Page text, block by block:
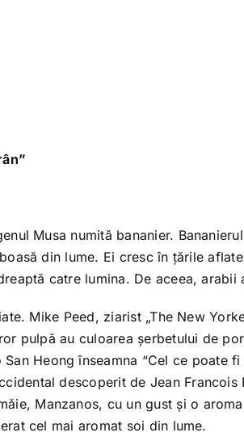
Musa numită bananier.
din lume. Ei cresc în țările
catre lumina. De aceea,
Mike Peed, ziarist „The New
pulpă au culoarea șerbetului de
Heong înseamna “Cel ce
descoperit de Jean
Manzanos, cu un gust și o
cel mai aromat soi din lume.